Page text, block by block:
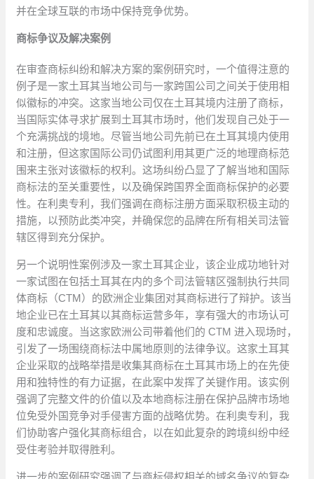
并在全球互联的市场中保持竞争优势。
商标争议及解决案例
在审查商标纠纷和解决方案的案例研究时，一个值得注意的
例子是一家土耳其当地公司与一家跨国公司之间关于使用相
似徽标的冲突。这家当地公司仅在土耳其境内注册了商标，
当国际实体寻求扩展到土耳其市场时，他们发现自己处于一
个充满挑战的境地。尽管当地公司先前已在土耳其境内使用
和注册，但这家国际公司仍试图利用其更广泛的地理商标范
围来主张对该徽标的权利。这场纠纷凸显了了解当地和国际
商标法的至关重要性，以及确保跨国界全面商标保护的必要
性。在利奥专利，我们强调在商标注册方面采取积极主动的
措施，以预防此类冲突，并确保您的品牌在所有相关司法管
辖区得到充分保护。
另一个说明性案例涉及一家土耳其企业，该企业成功地针对
一家试图在包括土耳其在内的多个司法管辖区强制执行共同
体商标（CTM）的欧洲企业集团对其商标进行了辩护。该当
地企业已在土耳其以其商标运营多年，享有强大的市场认可
度和忠诚度。当这家欧洲公司带着他们的 CTM 进入现场时，
引发了一场围绕商标法中属地原则的法律争议。这家土耳其
企业采取的战略举措是收集其商标在土耳其市场上的在先使
用和独特性的有力证据，在此案中发挥了关键作用。该实例
强调了完整文件的价值以及本地商标注册在保护品牌市场地
位免受外国竞争对手侵害方面的战略优势。在利奥专利，我
们协助客户强化其商标组合，以在如此复杂的跨境纠纷中经
受住考验并取得胜利。